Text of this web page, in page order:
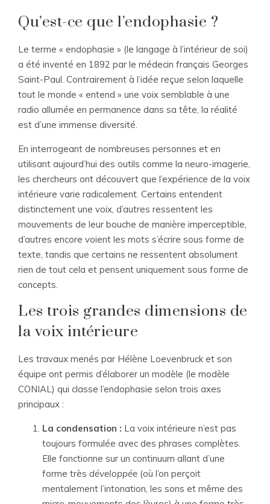
Qu’est-ce que l’endophasie ?
Le terme « endophasie » (le langage à l’intérieur de soi)
a été inventé en 1892 par le médecin français Georges
Saint-Paul. Contrairement à l’idée reçue selon laquelle
tout le monde « entend » une voix semblable à une
radio allumée en permanence dans sa tête, la réalité
est d’une immense diversité.
En interrogeant de nombreuses personnes et en
utilisant aujourd’hui des outils comme la neuro-imagerie,
les chercheurs ont découvert que l’expérience de la voix
intérieure varie radicalement. Certains entendent
distinctement une voix, d’autres ressentent les
mouvements de leur bouche de manière imperceptible,
d’autres encore voient les mots s’écrire sous forme de
texte, tandis que certains ne ressentent absolument
rien de tout cela et pensent uniquement sous forme de
concepts.
Les trois grandes dimensions de
la voix intérieure
Les travaux menés par Hélène Loevenbruck et son
équipe ont permis d’élaborer un modèle (le modèle
CONIAL) qui classe l’endophasie selon trois axes
principaux :
La condensation : La voix intérieure n’est pas
toujours formulée avec des phrases complètes.
Elle fonctionne sur un continuum allant d’une
forme très développée (où l’on perçoit
mentalement l’intonation, les sons et même des